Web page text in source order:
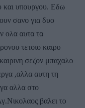
και υπουργου. Εδω
σανο για δυο
ολα αυτα τα
τετοιο καιρο
σεζον μπαχαλο
,αλλα αυτη τη
αλλα στο
βαλει το